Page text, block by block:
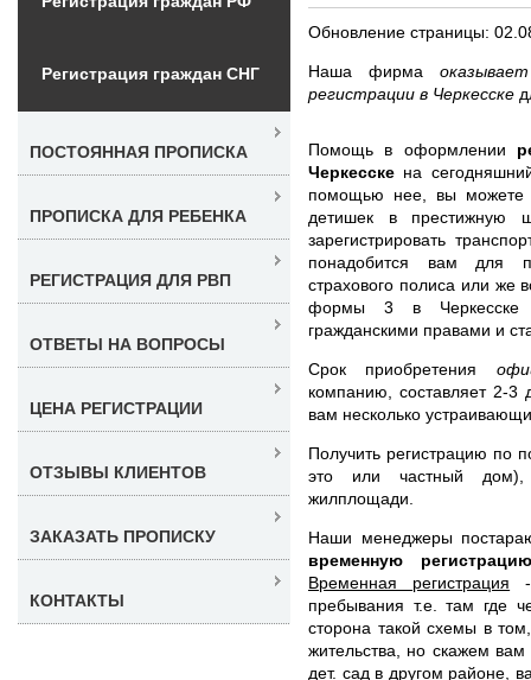
Обновление страницы:
Наша фирма
регистрации в Черкесске
Помощь в оформлении
Черкесске на
помощью нее, вы можете
детишек в престижную
зарегистрировать
понадобится вам для
страхового полиса или же
формы 3 в Черкесске
гражданскими правами и
Срок приобретения
компанию, составляет 2-
вам несколько
Получить регистрацию по
это или частный дом),
жилплощади.
Наши менеджеры
временную
Временная регистрация -
пребывания т.е. там где
сторона такой схемы в
жительства, но скажем
дет. сад в другом районе,
Регистрация граждан СНГ
ПОСТОЯННАЯ ПРОПИСКА
ПРОПИСКА ДЛЯ РЕБЕНКА
РЕГИСТРАЦИЯ ДЛЯ РВП
ОТВЕТЫ НА ВОПРОСЫ
ЦЕНА РЕГИСТРАЦИИ
ОТЗЫВЫ КЛИЕНТОВ
ЗАКАЗАТЬ ПРОПИСКУ
КОНТАКТЫ